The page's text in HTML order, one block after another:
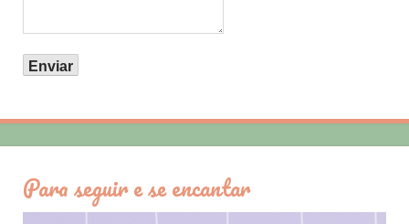
Para seguir e se encantar